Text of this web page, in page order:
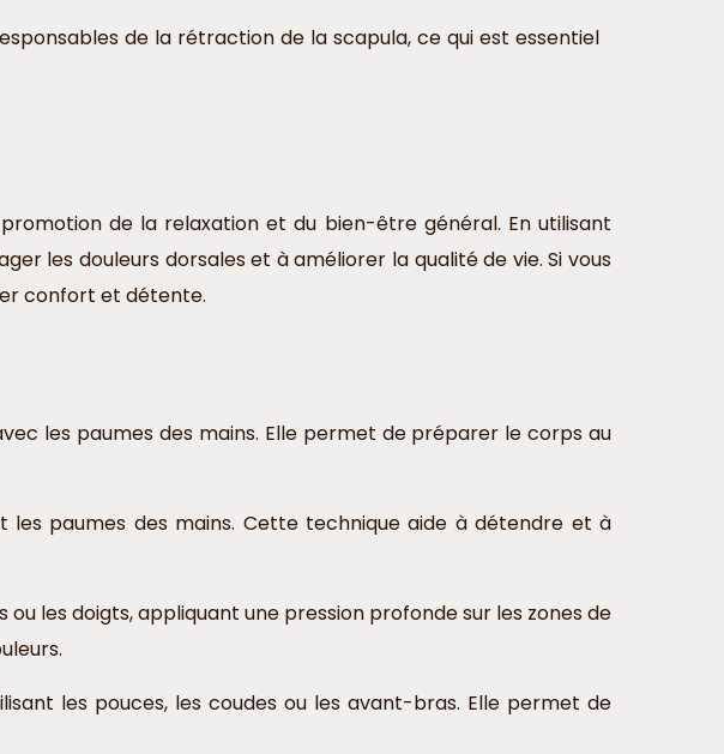
de la rétraction de la scapula, ce qui est essentiel
de la relaxation et du bien-être général. En utilisant
les douleurs dorsales et à améliorer la qualité de vie. Si vous
confort et détente.
les paumes des mains. Elle permet de préparer le corps au
paumes des mains. Cette technique aide à détendre et à
les doigts, appliquant une pression profonde sur les zones de
les pouces, les coudes ou les avant-bras. Elle permet de